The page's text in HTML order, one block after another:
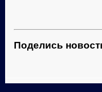
Поделись